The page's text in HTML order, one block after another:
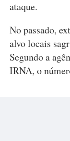
ataque.
No passado,
alvo locais
Segundo a
IRNA, o